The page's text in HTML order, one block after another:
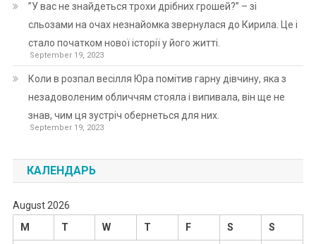
”У вас не знайдеться трохи дрібних грошей?” – зі
сльозами на очах незнайомка звернулася до Кирила. Це і
стало початком нової історії у його житті.
September 19, 2023
Коли в розпал весілля Юра помітив гарну дівчину, яка з
незадоволеним обличчям стояла і випивала, він ще не
знав, чим ця зустріч обернеться для них.
September 19, 2023
КАЛЕНДАРЬ
August 2026
M
T W T F S S